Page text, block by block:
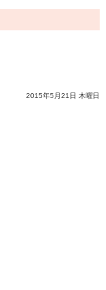
2015年5月21日 木曜日